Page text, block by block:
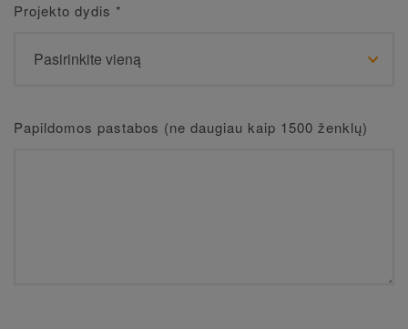
Projekto dydis *
Papildomos pastabos (ne daugiau kaip 1500 ženklų)